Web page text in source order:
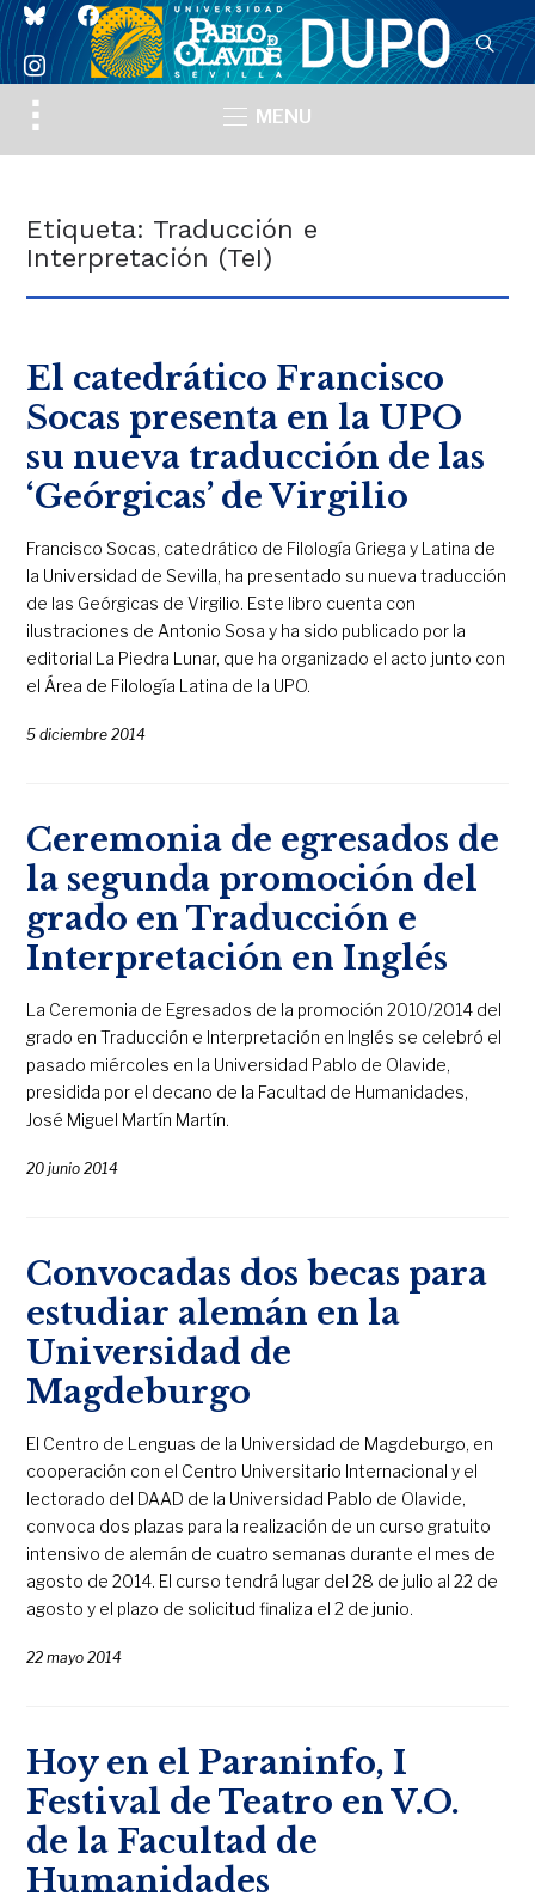
blueskyfacebook
instagram
Toggle
sidebar
MENU
Etiqueta: Traducción e
Interpretación (TeI)
El catedrático Francisco
Socas presenta en la UPO
su nueva traducción de las
‘Geórgicas’ de Virgilio
Francisco Socas, catedrático de Filología Griega y Latina de
la Universidad de Sevilla, ha presentado su nueva traducción
de las Geórgicas de Virgilio. Este libro cuenta con
ilustraciones de Antonio Sosa y ha sido publicado por la
editorial La Piedra Lunar, que ha organizado el acto junto con
el Área de Filología Latina de la UPO.
5 diciembre 2014
Ceremonia de egresados de
la segunda promoción del
grado en Traducción e
Interpretación en Inglés
La Ceremonia de Egresados de la promoción 2010/2014 del
grado en Traducción e Interpretación en Inglés se celebró el
pasado miércoles en la Universidad Pablo de Olavide,
presidida por el decano de la Facultad de Humanidades,
José Miguel Martín Martín.
20 junio 2014
Convocadas dos becas para
estudiar alemán en la
Universidad de
Magdeburgo
El Centro de Lenguas de la Universidad de Magdeburgo, en
cooperación con el Centro Universitario Internacional y el
lectorado del DAAD de la Universidad Pablo de Olavide,
convoca dos plazas para la realización de un curso gratuito
intensivo de alemán de cuatro semanas durante el mes de
agosto de 2014. El curso tendrá lugar del 28 de julio al 22 de
agosto y el plazo de solicitud finaliza el 2 de junio.
22 mayo 2014
Hoy en el Paraninfo, I
Festival de Teatro en V.O.
de la Facultad de
Humanidades